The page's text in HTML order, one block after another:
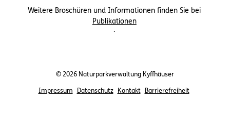
Weitere Broschüren und Informationen finden Sie bei
Publikationen
.
© 2026 Naturparkverwaltung Kyffhäuser
Impressum Datenschutz Kontakt Barrierefreiheit